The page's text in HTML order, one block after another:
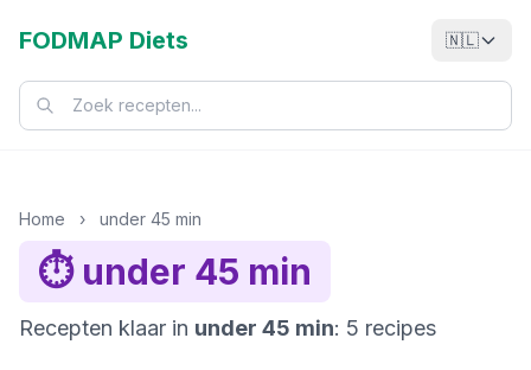
FODMAP Diets 🇳🇱
Home › under 45 min
⏱️ under 45 min
Recepten klaar in under 45 min: 5 recipes